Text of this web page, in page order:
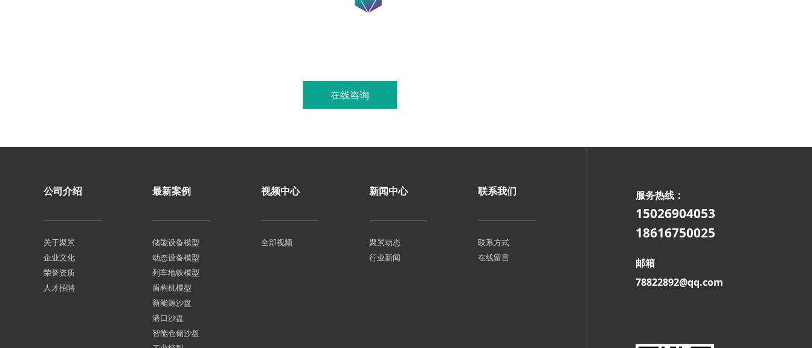
在线咨询
公司介绍
关于聚景
企业文化
荣誉资质
人才招聘
最新案例
储能设备模型
动态设备模型
列车地铁模型
盾构机模型
新能源沙盘
港口沙盘
智能仓储沙盘
视频中心
全部视频
新闻中心
聚景动态
行业新闻
联系我们
联系方式
在线留言
服务热线：
15026904053
18616750025
邮箱
78822892@qq.com